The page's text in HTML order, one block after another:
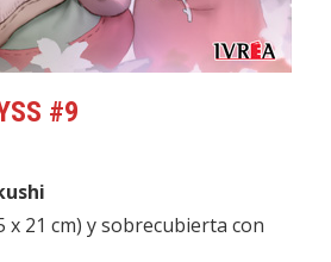
#9
x 21 cm) y sobrecubierta con